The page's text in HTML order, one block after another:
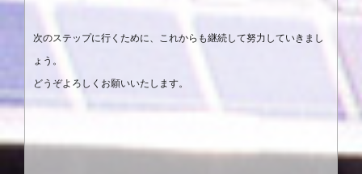
次のステップに行くために、これからも継続して努力していきまし
ょう。
どうぞよろしくお願いいたします。